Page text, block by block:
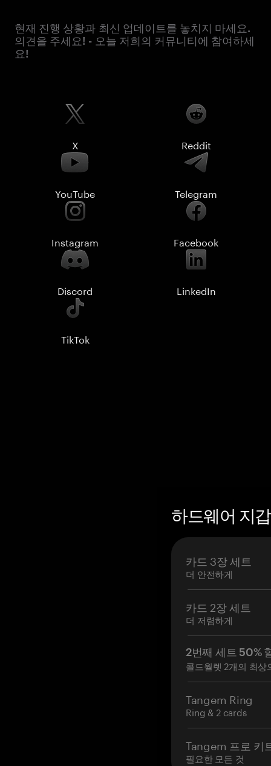
현재 진행 상황과 최신 업데이트를 놓치지 마세요.
의견을 주세요! - 오늘 저희의 커뮤니티에 참여하세
요!
X Reddit
YouTube Telegram
Instagram Facebook
Discord LinkedIn
TikTok
하드웨어 지
카드 3장 세트
더 안전하게
카드 2장 세트
더 저렴하게
2번째 세트 50%
콜드월렛 2개의 최상
Tangem Ring
Ring & 2 cards
Tangem 프로 키
필요한 모든 것